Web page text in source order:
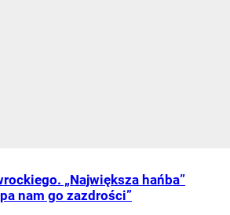
„Największa hańba”
nam go zazdrości”